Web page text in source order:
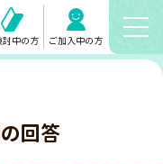
討中の方 ご加入中の方
回答